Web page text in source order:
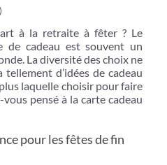
à la retraite à fêter ? Le
de cadeau est souvent un
La diversité des choix ne
d’idées de cadeau
laquelle choisir pour faire
pensé à la carte cadeau
pour les fêtes de fin